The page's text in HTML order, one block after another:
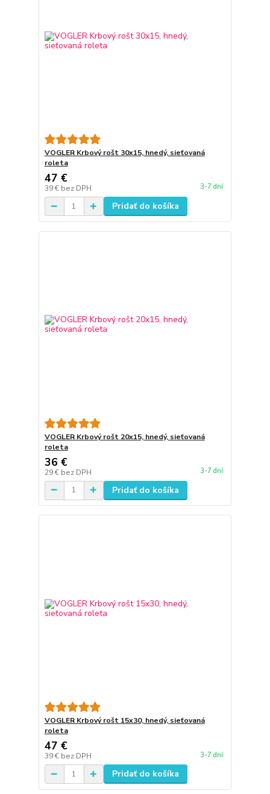
VOGLER Krbový rošt 30x15, hnedý, sieťovaná
roleta
47 €
39 € bez DPH 3-7 dní
Pridať do košíka
VOGLER Krbový rošt 20x15, hnedý, sieťovaná
roleta
36 €
29 € bez DPH 3-7 dní
Pridať do košíka
VOGLER Krbový rošt 15x30, hnedý, sieťovaná
roleta
47 €
39 € bez DPH 3-7 dní
Pridať do košíka